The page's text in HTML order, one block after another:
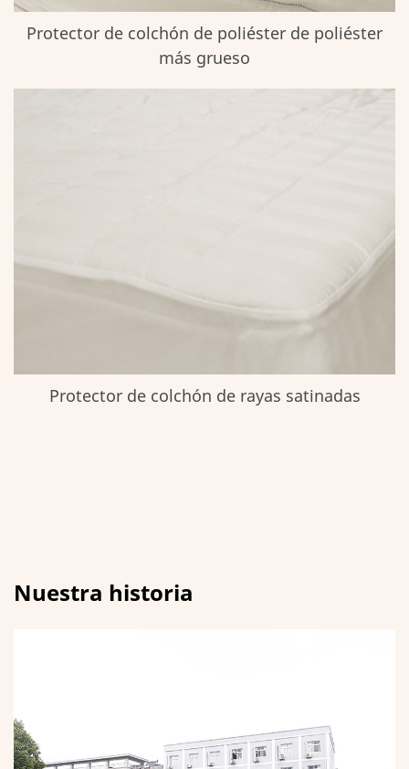
Protector de colchón de poliéster de poliéster
más grueso
Protector de colchón de rayas satinadas
Nuestra historia